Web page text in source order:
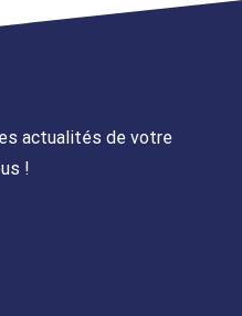
actualités de votre
!